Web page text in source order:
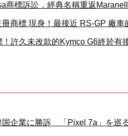
商標訴訟，經典名稱重返
商標 現身！最接近 RS-GP 廠車
許久未改款的Kymco G6終於有
国企業に勝訴 「Pixel 7a」を巡